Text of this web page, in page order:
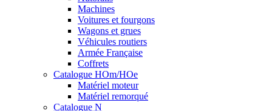
Machines
Voitures et fourgons
Wagons et grues
Véhicules routiers
Armée Française
Coffrets
Catalogue HOm/HOe
Matériel moteur
Matériel remorqué
Catalogue N